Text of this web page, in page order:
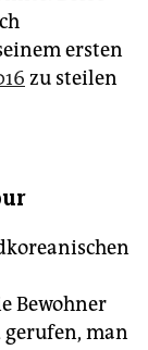
ersten
zu steilen
Bewohner
gerufen, man